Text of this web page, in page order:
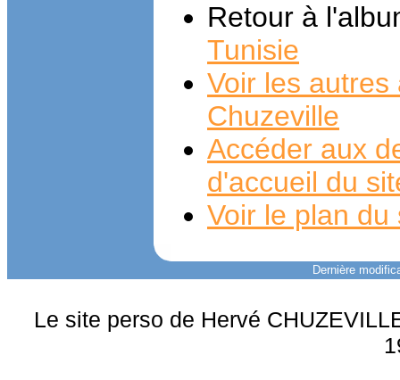
Retour à
Tunisie
Voir les
Chuzeville
Accéder aux
d'accueil du
Voir le plan du
Dernière
Le site perso de Hervé